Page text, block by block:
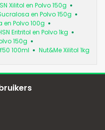
Xilitol en Polvo 150g
en Polvo 150g
en Polvo 100g
Eritritol en Polvo 1kg
150g
100ml
Nut&Me Xilitol 1kg